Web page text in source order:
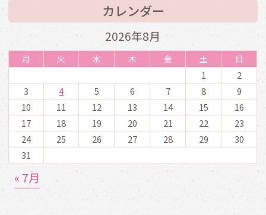
カレンダー
2026年8月
月 火 水 木 金 土 日
1
2
3
4 5 6 7 8
9
10
11 12 13 14 15
16
17
18 19 20 21 22
23
24
25 26 27 28 29
30
31
« 7月